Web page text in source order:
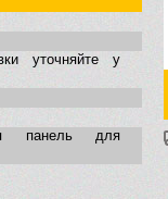
уточняйте у
панель для